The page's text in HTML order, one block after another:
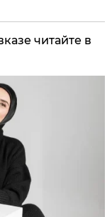
читайте в